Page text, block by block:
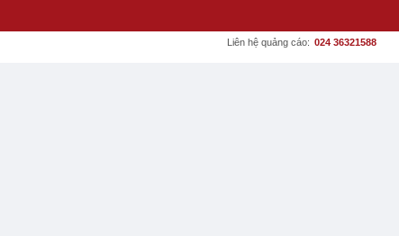
Liên hệ quảng cáo: 024 36321588